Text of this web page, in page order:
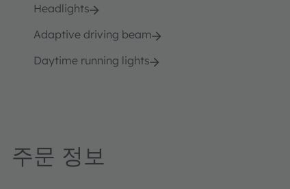
Headlights
Adaptive driving beam
Daytime running lights
주문 정보